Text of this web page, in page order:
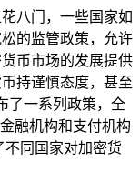
八门，一些国家如
的监管政策，允许
币市场的发展提供
持谨慎态度，甚至
了一系列政策，全
融机构和支付机构
同国家对加密货